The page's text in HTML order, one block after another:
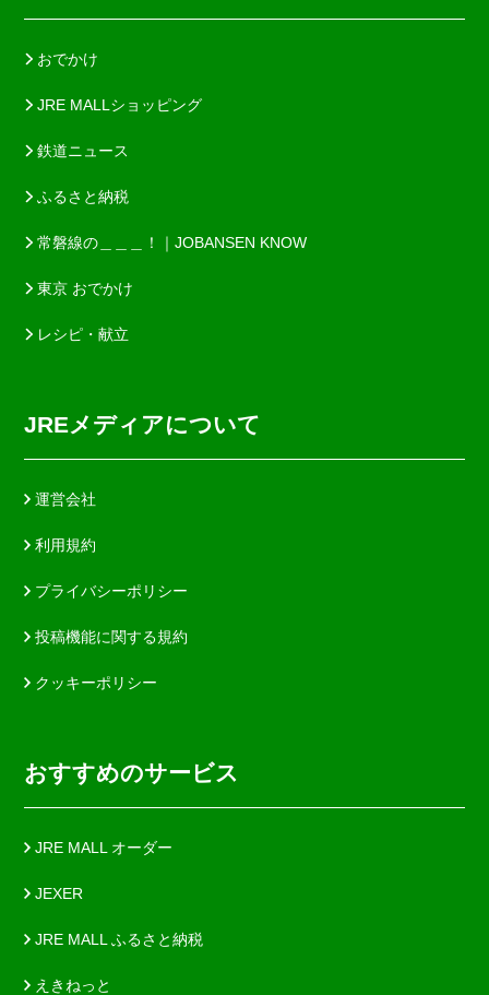
おでかけ
JRE MALLショッピング
鉄道ニュース
ふるさと納税
常磐線の＿＿＿！｜JOBANSEN KNOW
東京 おでかけ
レシピ・献立
JREメディアについて
運営会社
利用規約
プライバシーポリシー
投稿機能に関する規約
クッキーポリシー
おすすめのサービス
JRE MALL オーダー
JEXER
JRE MALL ふるさと納税
えきねっと